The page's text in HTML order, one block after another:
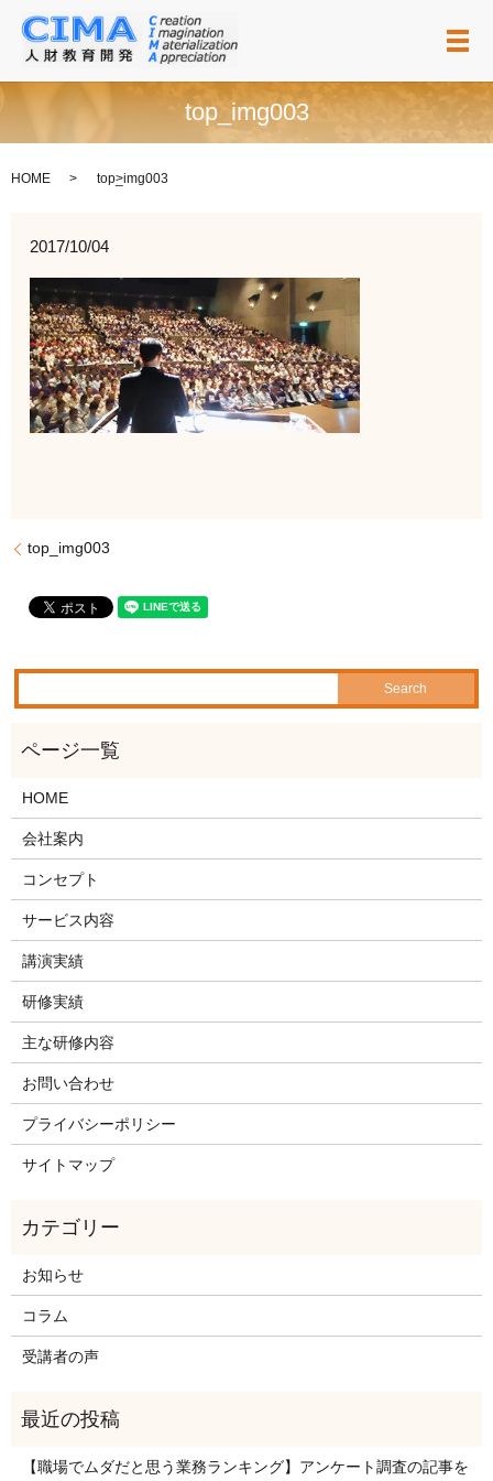
メ
top_img003
HOME top_img003
2017/10/04
top_img003
HOME
会社案内
コンセプト
サービス内容
講演実績
研修実績
主な研修内容
お問い合わせ
プライバシーポリシー
サイトマップ
お知らせ
コラム
受講者の声
【職場でムダだと思う業務ランキング】アンケート調査の記事を